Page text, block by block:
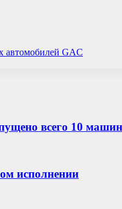
автомобилей GAC
всего 10 машин
исполнении